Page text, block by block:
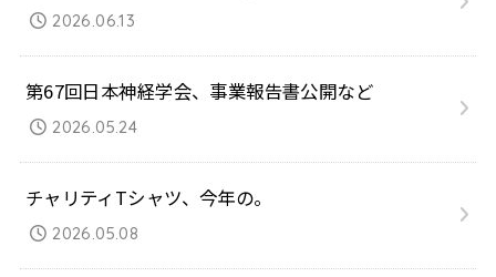
2026.06.13
第67回日本神経学会、事業報告書公開など
2026.05.24
チャリティTシャツ、今年の。
2026.05.08